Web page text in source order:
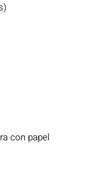
con papel